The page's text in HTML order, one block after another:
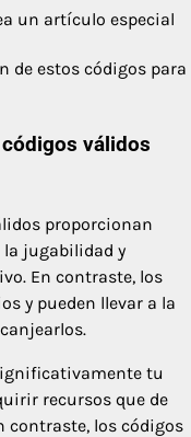
un artículo especial
de estos códigos para
válidos
proporcionan
jugabilidad y
En contraste, los
y pueden llevar a la
tu
recursos que de
contraste, los códigos